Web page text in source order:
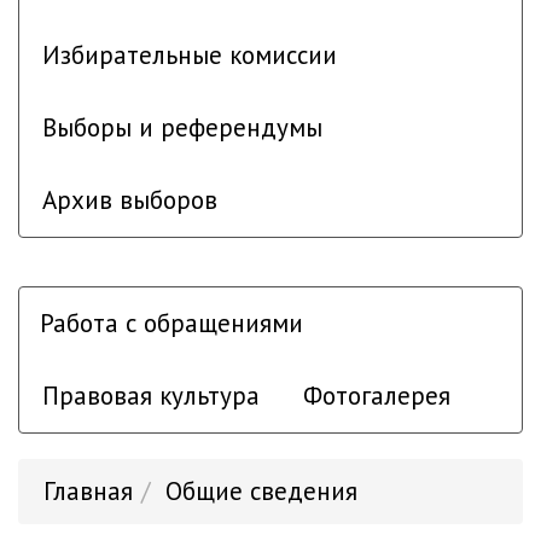
Избирательные комиссии
Выборы и референдумы
Архив выборов
Работа с обращениями
Правовая культура Фотогалерея
Главная Общие сведения